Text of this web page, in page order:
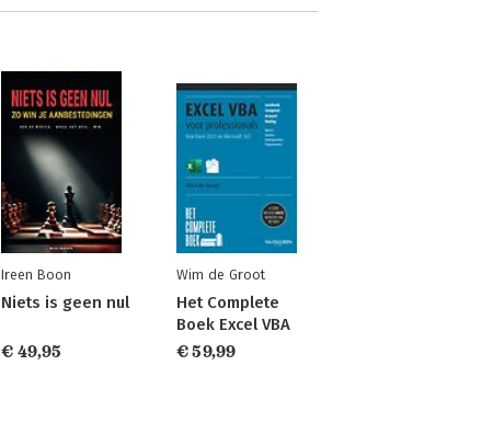
Ireen Boon
Niets is geen nul
€ 49,95
Wim de Groot
Het Complete
Boek Excel VBA
€ 59,99